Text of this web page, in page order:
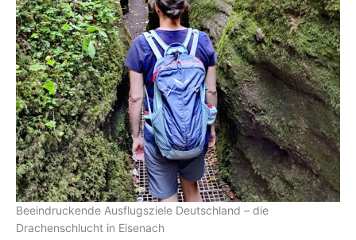
Beeindruckende Ausflugsziele Deutschland – die
Drachenschlucht in Eisenach